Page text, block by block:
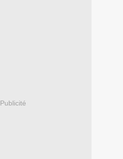
Publicité